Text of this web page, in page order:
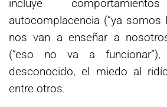
incluye
autocomplacencia (“ya somos
nos van a enseñar a
(“eso no va a
desconocido, el miedo al
entre otros.